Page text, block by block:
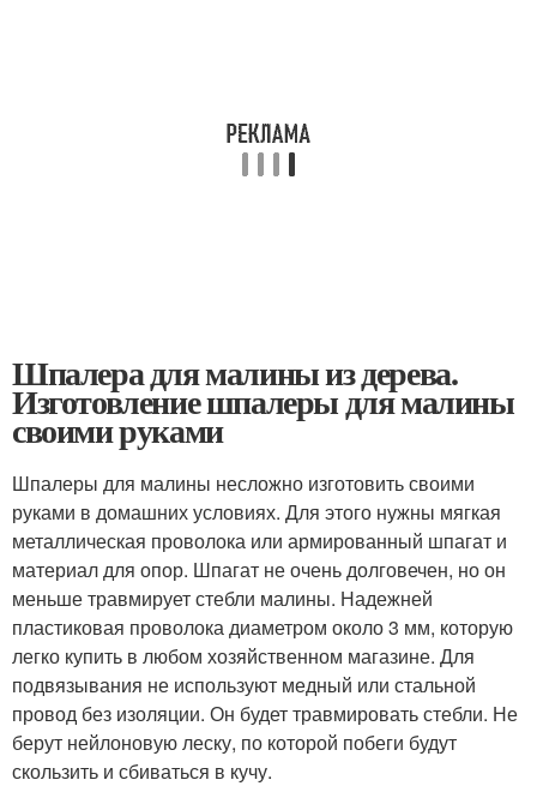
Шпалера для малины из дерева.
Изготовление шпалеры для малины
своими руками
Шпалеры для малины несложно изготовить своими
руками в домашних условиях. Для этого нужны мягкая
металлическая проволока или армированный шпагат и
материал для опор. Шпагат не очень долговечен, но он
меньше травмирует стебли малины. Надежней
пластиковая проволока диаметром около 3 мм, которую
легко купить в любом хозяйственном магазине. Для
подвязывания не используют медный или стальной
провод без изоляции. Он будет травмировать стебли. Не
берут нейлоновую леску, по которой побеги будут
скользить и сбиваться в кучу.